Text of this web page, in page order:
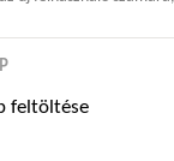
feltöltése